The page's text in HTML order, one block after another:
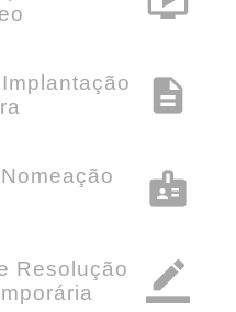
description
badge
border_color
Resolução